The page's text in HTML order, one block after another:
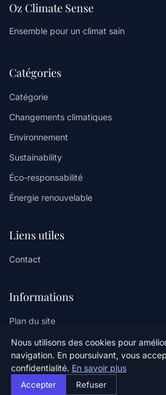
Oz Climate Sense
Ensemble pour un climat sain
Catégories
Catégorie
Changements climatiques
Environnement
Sustainability
Éco-responsabilité
Énergie renouvelable
Liens utiles
Contact
Informations
Plan du site
© 2026 Oz Climate Sense.
Nous utilisons des cookies pour
navigation. En poursuivant, vous
confidentialité. En savoir plus
Accepter Refuser